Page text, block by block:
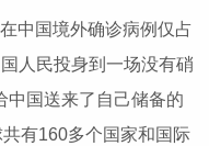
中国境外确诊病例仅占
人民投身到一场没有硝
中国送来了自己储备的
有160多个国家和国际